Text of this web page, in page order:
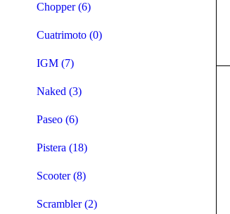
Chopper (6)
Cuatrimoto (0)
IGM (7)
Naked (3)
Paseo (6)
Pistera (18)
Scooter (8)
Scrambler (2)